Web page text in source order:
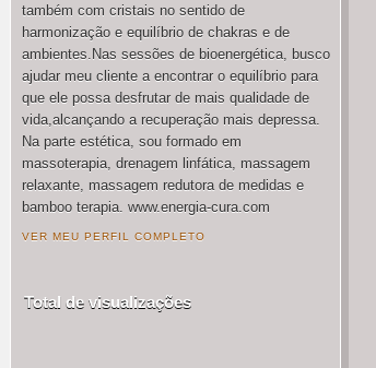
também com cristais no sentido de
harmonização e equilíbrio de chakras e de
ambientes.Nas sessões de bioenergética, busco
ajudar meu cliente a encontrar o equilíbrio para
que ele possa desfrutar de mais qualidade de
vida,alcançando a recuperação mais depressa.
Na parte estética, sou formado em
massoterapia, drenagem linfática, massagem
relaxante, massagem redutora de medidas e
bamboo terapia. www.energia-cura.com
VER MEU PERFIL COMPLETO
Total de visualizações